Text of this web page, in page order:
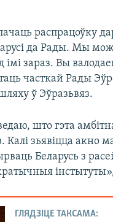
распрацоўку
да Рады. Мы
імі зараз. Вы
часткай Рады
ў Эўразьвяз.
што гэта
Калі зьявіцца
Беларусь з
ГЛЯДЗІЦЕ ТАКСАМА: